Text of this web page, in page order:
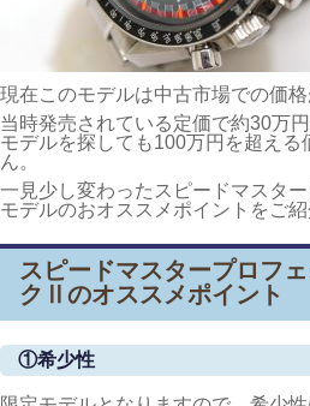
現在このモデルは中古市場での価
当時発売されている定価で約30万
モデルを探しても100万円を超え
ん。
一見少し変わったスピードマスタ
モデルのおオススメポイントをご紹
スピードマスタープロフ
クⅡのオススメポイント
①希少性